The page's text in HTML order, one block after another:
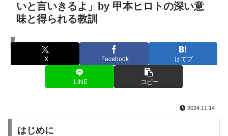
いと言いきるよ」by 甲本ヒロトの深い意
味と得られる教訓
名言・格言
X Facebook はてブ
LINE コピー
2024.11.14
はじめに